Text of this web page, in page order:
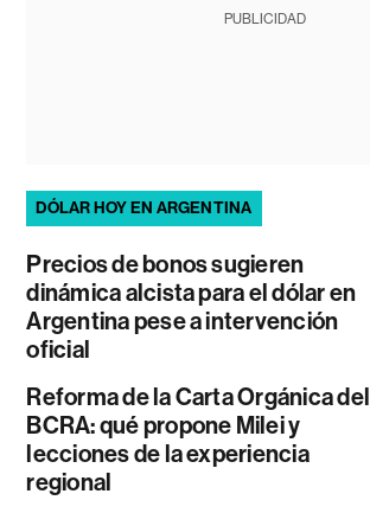
PUBLICIDAD
DÓLAR HOY EN ARGENTINA
Precios de bonos sugieren
dinámica alcista para el dólar en
Argentina pese a intervención
oficial
Reforma de la Carta Orgánica del
BCRA: qué propone Milei y
lecciones de la experiencia
regional